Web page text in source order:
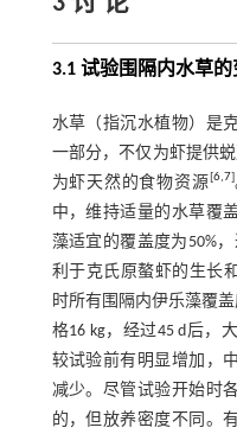
3.1 试验围隔内水草的
水草（指沉水植物）是
一部分，不仅为虾提供
为虾天然的食物资源 [6,7]
中，维持适量的水草覆
藻适宜的覆盖度为50%
利于克氏原螯虾的生长
时所有围隔内伊乐藻覆
格16 kg，经过45 d后，
较试验前有明显增加，
减少。尽管试验开始时
的，但放养密度不同。